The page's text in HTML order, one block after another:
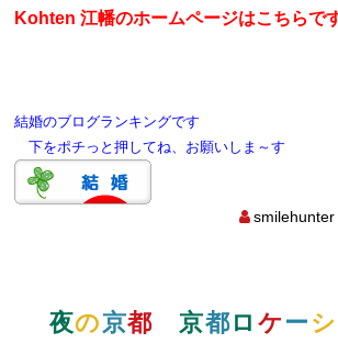
Kohten 江幡のホームページはこちらで
結婚のブログランキングです
下をポチっと押してね、お願いしま～す
smilehunter
夜の京都 京都ロ ケ ー シ